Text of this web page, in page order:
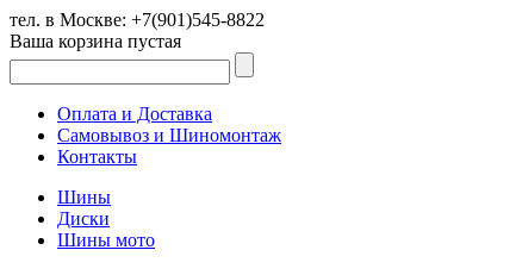
тел. в Москве: +7(901)545-8822
Ваша корзина пустая
Оплата и Доставка
Самовывоз и Шиномонтаж
Контакты
Шины
Диски
Шины мото